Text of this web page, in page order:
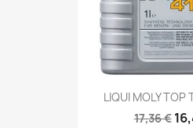
LIQUI MOLY TOP
17,36 €